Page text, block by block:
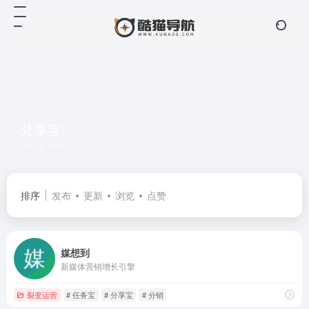
排序 发布 更新 浏览 点赞
媒想到
新媒体营销增长引擎
裂变运营 # 任务宝 # 分享宝 # 分销